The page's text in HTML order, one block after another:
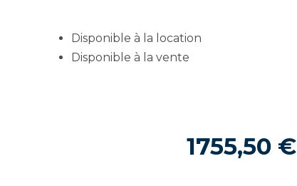
Disponible à la location
Disponible à la vente
1755,50 €